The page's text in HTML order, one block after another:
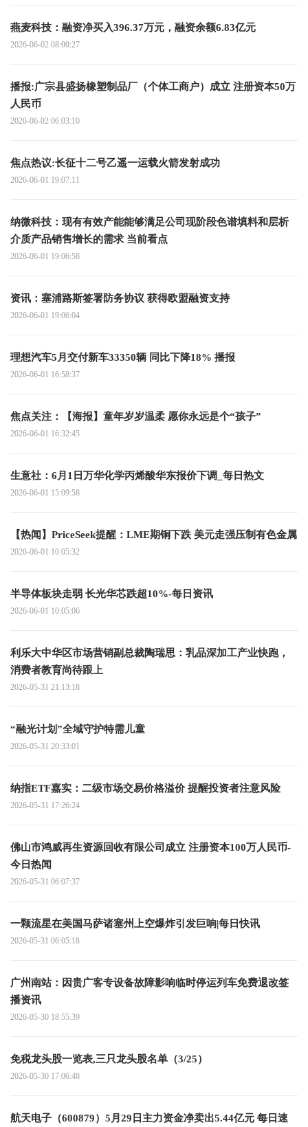
燕麦科技：融资净买入396.37万元，融资余额6.83亿元
2026-06-02 08:00:27
播报:广宗县盛扬橡塑制品厂（个体工商户）成立 注册资本50万
人民币
2026-06-02 06:03:10
焦点热议:长征十二号乙遥一运载火箭发射成功
2026-06-01 19:07:11
纳微科技：现有有效产能能够满足公司现阶段色谱填料和层析
介质产品销售增长的需求 当前看点
2026-06-01 19:06:58
资讯：塞浦路斯签署防务协议 获得欧盟融资支持
2026-06-01 19:06:04
理想汽车5月交付新车33350辆 同比下降18% 播报
2026-06-01 16:58:37
焦点关注：【海报】童年岁岁温柔 愿你永远是个“孩子”
2026-06-01 16:32:45
生意社：6月1日万华化学丙烯酸华东报价下调_每日热文
2026-06-01 15:09:58
【热闻】PriceSeek提醒：LME期铜下跌 美元走强压制有色金属
2026-06-01 10:05:32
半导体板块走弱 长光华芯跌超10%-每日资讯
2026-06-01 10:05:06
利乐大中华区市场营销副总裁陶瑞思：乳品深加工产业快跑，
消费者教育尚待跟上
2026-05-31 21:13:18
“融光计划”全域守护特需儿童
2026-05-31 20:33:01
纳指ETF嘉实：二级市场交易价格溢价 提醒投资者注意风险
2026-05-31 17:26:24
佛山市鸿威再生资源回收有限公司成立 注册资本100万人民币-
今日热闻
2026-05-31 06:07:37
一颗流星在美国马萨诸塞州上空爆炸引发巨响|每日快讯
2026-05-31 06:05:18
广州南站：因贵广客专设备故障影响临时停运列车免费退改签
播资讯
2026-05-30 18:55:39
免税龙头股一览表,三只龙头股名单（3/25）
2026-05-30 17:06:48
航天电子（600879）5月29日主力资金净卖出5.44亿元 每日速